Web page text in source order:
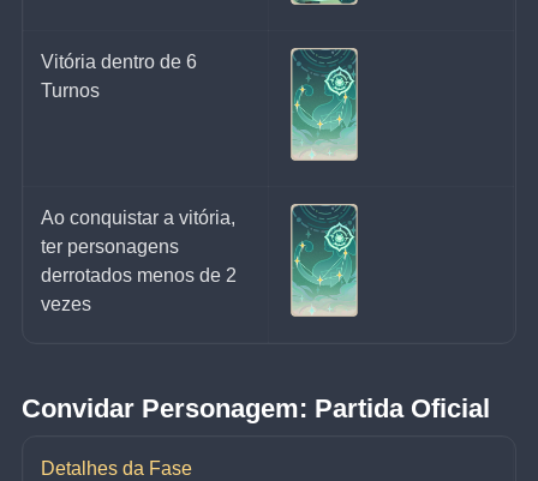
Vitória dentro de 6
Turnos
Ao conquistar a vitória,
ter personagens
derrotados menos de 2
vezes
Convidar Personagem: Partida Oficial
Detalhes da Fase